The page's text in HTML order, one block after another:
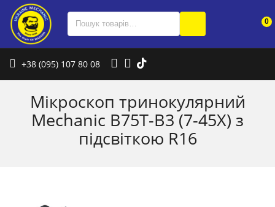
0
+38 (095) 107 80 08
Мікроскоп тринокулярний
Mechanic B75T-B3 (7-45X) з
підсвіткою R16